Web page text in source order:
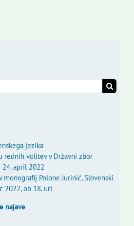
jezika
rednih volitev v Državni zbor
april 2022
monografij Polone Jurinić, Slovenski
2022, ob 18. uri
najave